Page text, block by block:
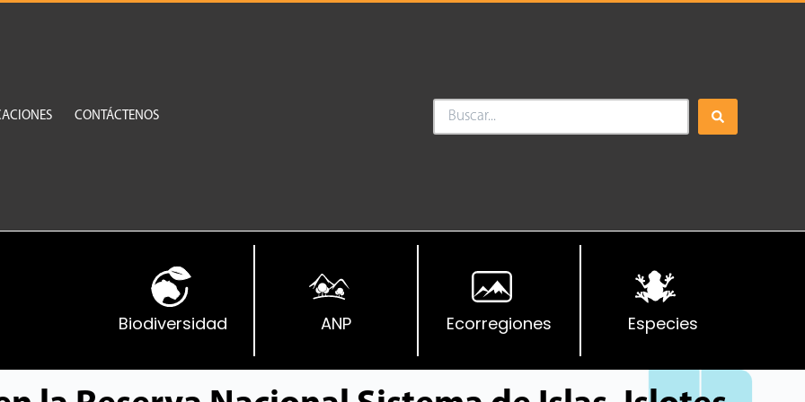
CONTÁCTENOS
Biodiversidad ANP Ecorregiones Especies